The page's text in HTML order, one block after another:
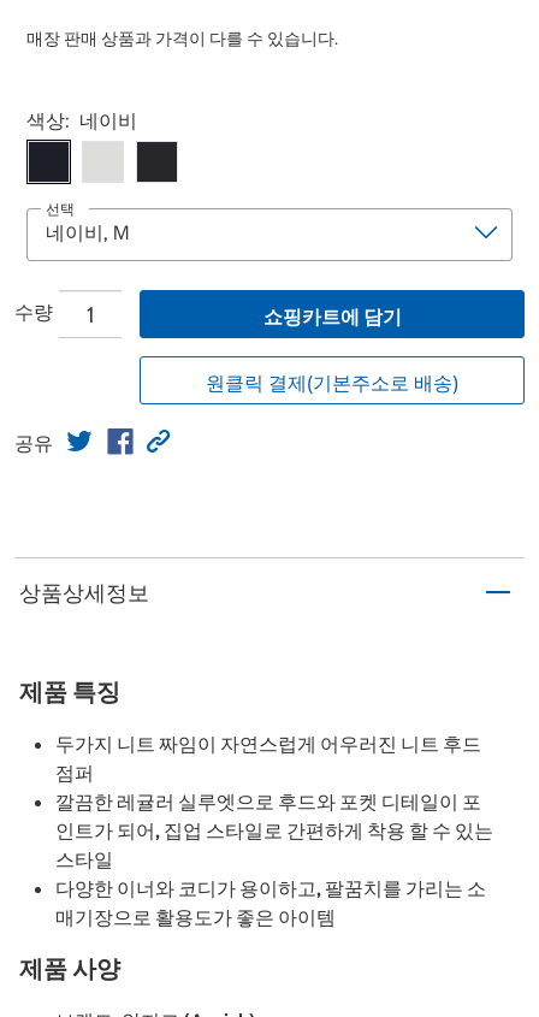
매장 판매 상품과 가격이 다를 수 있습니다.
Select product
색상: 네이비
선택
수량 쇼핑카트에 담기
원클릭 결제(기본주소로 배송)
공유
상품상세정보
제품 특징
두가지 니트 짜임이 자연스럽게 어우러진 니트 후드
점퍼
깔끔한 레귤러 실루엣으로 후드와 포켓 디테일이 포
인트가 되어, 집업 스타일로 간편하게 착용 할 수 있는
스타일
다양한 이너와 코디가 용이하고, 팔꿈치를 가리는 소
매기장으로 활용도가 좋은 아이템
제품 사양